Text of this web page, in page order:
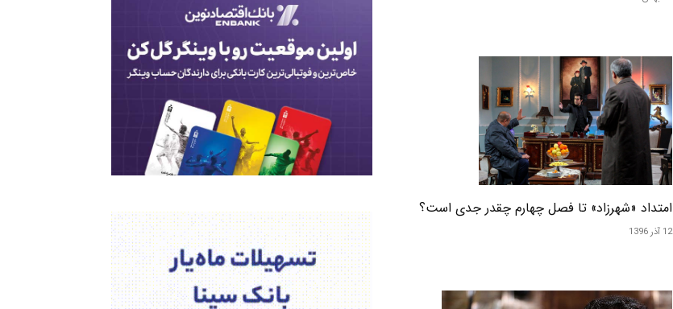
امتداد «شهرزاد» تا فصل چهارم چقدر جدی است؟
12 آذر 1396